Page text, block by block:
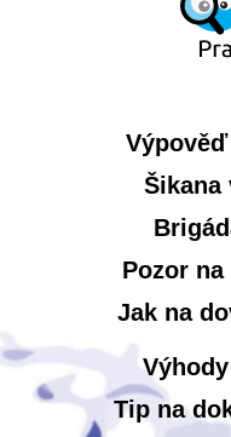
Šikana
Pozor
Jak na
Tip na